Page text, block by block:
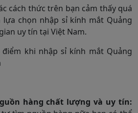
cách thức trên bạn cảm thấy quá
chọn nhập sỉ kính mắt Quảng
uy tín tại Việt Nam.
khi nhập sỉ kính mắt Quảng
hàng chất lượng và uy tín: